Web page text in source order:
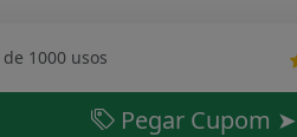
de 1000 usos
Pegar Cupom ➤